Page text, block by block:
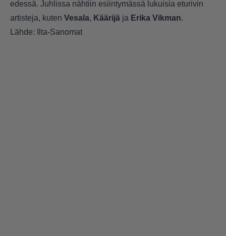
edessä. Juhlissa nähtiin esiintymässä lukuisia eturivin
artisteja, kuten Vesala, Käärijä ja Erika Vikman.
Lähde:
Ilta-Sanomat